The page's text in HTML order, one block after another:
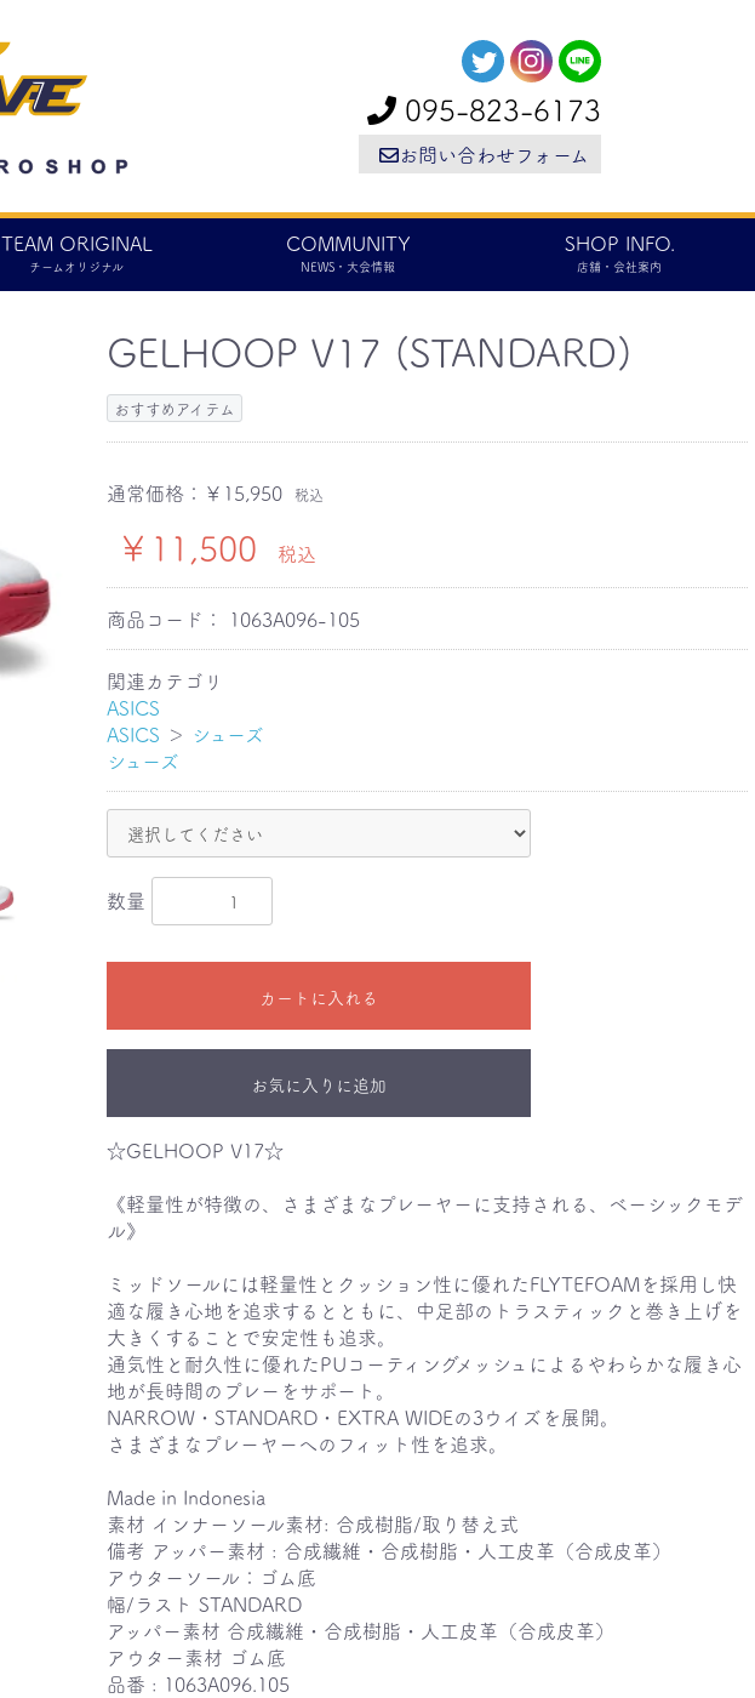
095-823-6173
お問い合わせフォーム
TEAM ORIGINAL
チームオリジナル
COMMUNITY
NEWS・大会情報
SHOP INFO.
店舗・会社案内
GELHOOP V17 (STANDARD)
おすすめアイテム
通常価格： ￥15,950 税込
￥11,500 税込
商品コード： 1063A096-105
関連カテゴリ
ASICS
ASICS ＞ シューズ
シューズ
数量
カートに入れる
お気に入りに追加
☆GELHOOP V17☆
《軽量性が特徴の、さまざまなプレーヤーに支持される、ベーシックモデ
ル》
ミッドソールには軽量性とクッション性に優れたFLYTEFOAMを採用し快
適な履き心地を追求するとともに、中足部のトラスティックと巻き上げを
大きくすることで安定性も追求。
通気性と耐久性に優れたPUコーティングメッシュによるやわらかな履き心
地が長時間のプレーをサポート。
NARROW・STANDARD・EXTRA WIDEの3ウイズを展開。
さまざまなプレーヤーへのフィット性を追求。
Made in Indonesia
素材 インナーソール素材: 合成樹脂/取り替え式
備考 アッパー素材 : 合成繊維・合成樹脂・人工皮革（合成皮革）
アウターソール：ゴム底
幅/ラスト STANDARD
アッパー素材 合成繊維・合成樹脂・人工皮革（合成皮革）
アウター素材 ゴム底
品番 : 1063A096.105